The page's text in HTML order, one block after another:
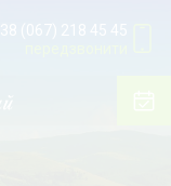
+38 (067) 218 45 45